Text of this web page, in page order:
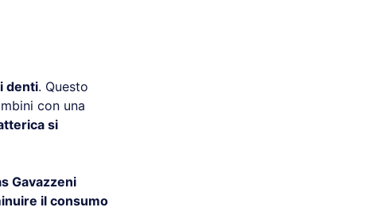
denti. Questo
con una
si
Gavazzeni
il consumo